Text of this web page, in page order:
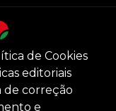
de Cookies
editoriais
de correção
e